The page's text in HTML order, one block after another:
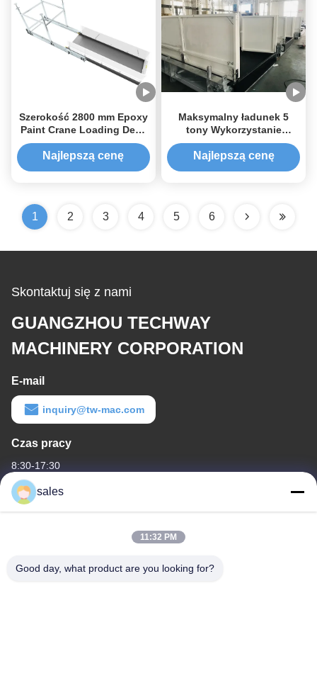
Szerokość 2800 mm Epoxy
Paint Crane Loading Deck
dla narzędzi i materiałów
Najlepszą cenę
Maksymalny ładunek 5
tony Wykorzystanie
żurawia Ładowanie
pokładu szerokość 2200
Najlepszą cenę
1 2 3 4 5 6
Skontaktuj się z nami
GUANGZHOU TECHWAY
MACHINERY CORPORATION
E-mail
inquiry@tw-mac.com
Czas pracy
8:30-17:30
Nasz adres
Pokój 1311, budynek nr 3 Golson Plaza, nr 163 Yingbin Ave,
sales
11:32 PM
Good day, what product are you looking for?